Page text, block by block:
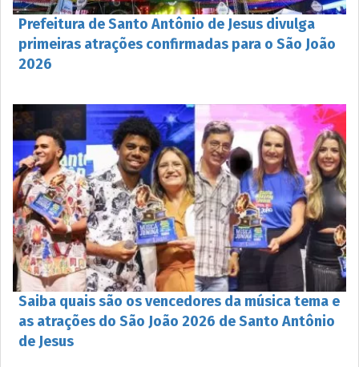
Prefeitura de Santo Antônio de Jesus divulga
primeiras atrações confirmadas para o São João
2026
Saiba quais são os vencedores da música tema e
as atrações do São João 2026 de Santo Antônio
de Jesus